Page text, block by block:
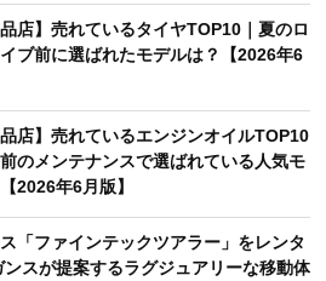
品店】売れているタイヤTOP10｜夏のロ
ブ前に選ばれたモデルは？【2026年6
品店】売れているエンジンオイルTOP10
前のメンテナンスで選ばれている人気モ
2026年6月版】
「ファインテックツアラー」をレンタ
ンスが提案するラグジュアリーな移動体